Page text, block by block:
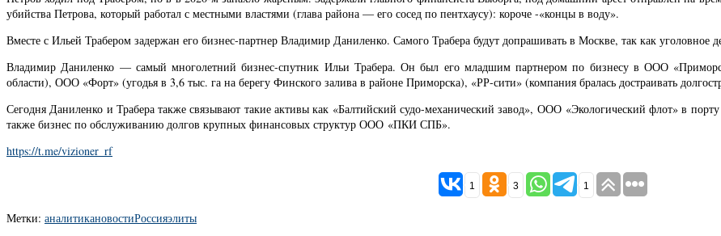
убийства Петрова, который работал с местными властями (глава района — его сосед по пентхаусу): короче -«концы в воду».
Вместе с Ильей Трабером задержан его бизнес-партнер Владимир Даниленко. Самого Трабера будут допрашивать в Москве, так как
Владимир Даниленко — самый многолетний бизнес-спутник Ильи Трабера. Он был его младшим партнером по бизнесу в ООО
области), ООО «Форт» (угодья в 3,6 тыс. га на берегу Финского залива в районе Приморска), «РР-сити» (компания бралась достраивать
Сегодня Даниленко и Трабера также связывают такие активы как «Балтийский судо-механический завод», ООО «Экологический флот» в
также бизнес по обслуживанию долгов крупных финансовых структур ООО «ПКИ СПБ».
https://t.me/vizioner_rf
1 3 1
Метки: аналитикановостиРоссияэлиты